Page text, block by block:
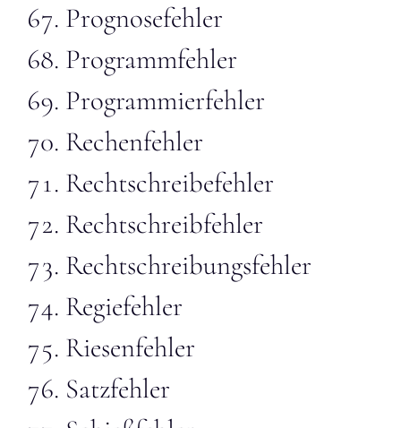
Prognosefehler
Programmfehler
Programmierfehler
Rechenfehler
Rechtschreibefehler
Rechtschreibfehler
Rechtschreibungsfehler
Regiefehler
Riesenfehler
Satzfehler